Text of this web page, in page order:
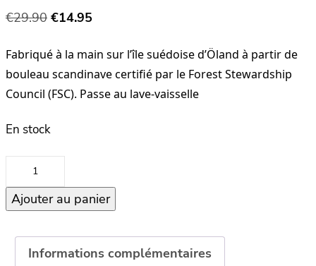
€29.90 Le
initial
était :
€29.90.
€14.95
actuel
est :
€14.95.
Fabriqué à la main sur l’île suédoise d’Öland à partir de
bouleau scandinave certifié par le Forest Stewardship
Council (FSC). Passe au lave-vaisselle
En stock
quantité
Plateau
TEA
Ajouter au panier
Informations complémentaires